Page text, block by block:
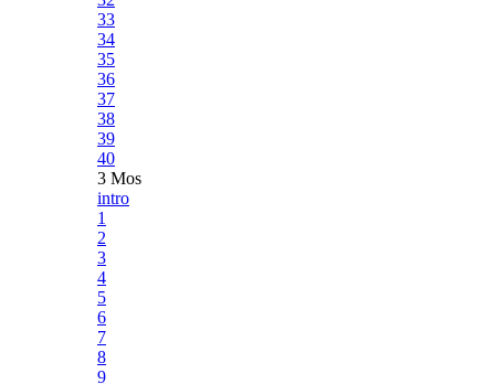
33
34
35
36
37
38
39
40
3 Mos
intro
1
2
3
4
5
6
7
8
9